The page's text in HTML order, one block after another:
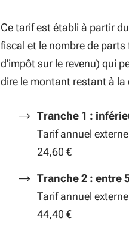
Ce tarif est établi à partir du
fiscal et le nombre de
d'impôt sur le revenu) qui
dire le montant restant à la
Tranche 1 :
Tarif annuel
24,60 €
Tranche 2 : entre
Tarif annuel
44,40 €